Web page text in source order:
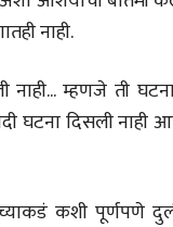
नाही.
म्हणजे ती
घटना दिसली
कशी पूर्णपणे